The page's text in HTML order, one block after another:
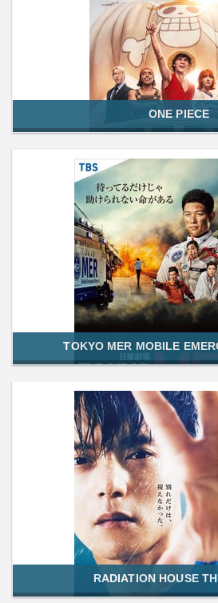
ONE PIECE
TOKYO MER MOBILE
RADIATION HOUSE